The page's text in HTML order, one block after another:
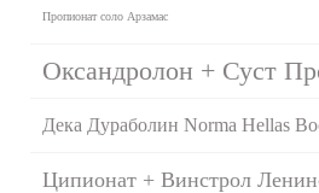
Пропионат соло Арзамас
Оксандролон + Суст
Дека Дураболин Norma Hellas
Ципионат + Винстрол